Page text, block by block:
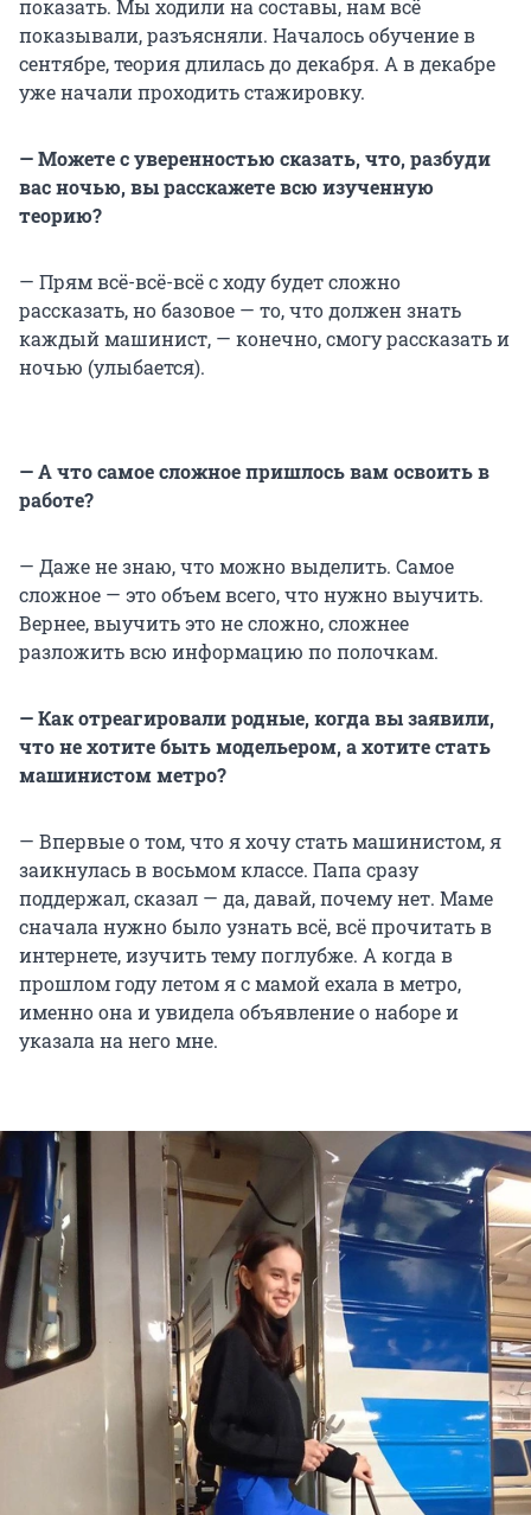
показать. Мы ходили на составы, нам всё
показывали, разъясняли. Началось обучение в
сентябре, теория длилась до декабря. А в декабре
уже начали проходить стажировку.
— Можете с уверенностью сказать, что, разбуди
вас ночью, вы расскажете всю изученную
теорию?
— Прям всё-всё-всё с ходу будет сложно
рассказать, но базовое — то, что должен знать
каждый машинист, — конечно, смогу рассказать и
ночью (улыбается).
— А что самое сложное пришлось вам освоить в
работе?
— Даже не знаю, что можно выделить. Самое
сложное — это объем всего, что нужно выучить.
Вернее, выучить это не сложно, сложнее
разложить всю информацию по полочкам.
— Как отреагировали родные, когда вы заявили,
что не хотите быть модельером, а хотите стать
машинистом метро?
— Впервые о том, что я хочу стать машинистом, я
заикнулась в восьмом классе. Папа сразу
поддержал, сказал — да, давай, почему нет. Маме
сначала нужно было узнать всё, всё прочитать в
интернете, изучить тему поглубже. А когда в
прошлом году летом я с мамой ехала в метро,
именно она и увидела объявление о наборе и
указала на него мне.